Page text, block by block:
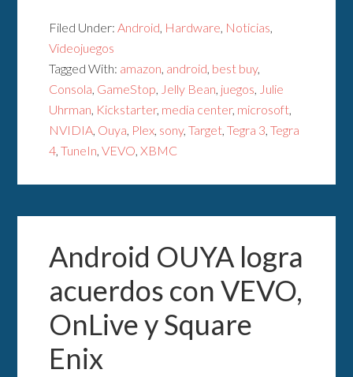
Filed Under:Android, Hardware, Noticias,
Videojuegos
Tagged With: amazon, android, best buy,
Consola, GameStop, Jelly Bean, juegos, Julie
Uhrman, Kickstarter, media center, microsoft,
NVIDIA, Ouya, Plex, sony,Target,Tegra 3,Tegra
4,TuneIn,VEVO,XBMC
Android OUYA logra
acuerdos con VEVO,
OnLive y Square
Enix